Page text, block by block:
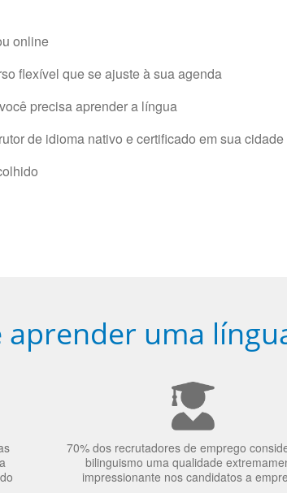
online
flexível que se ajuste à sua agenda
precisa aprender a língua
de idioma nativo e certificado em sua
aprender uma
70% dos recrutadores de emprego
bilinguismo uma qualidade
impressionante nos candidatos a